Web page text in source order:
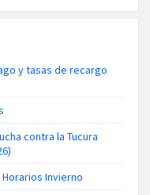
y tasas de recargo
contra la Tucura
Invierno